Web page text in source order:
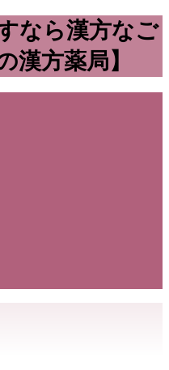
なら漢方なご
漢方薬局】